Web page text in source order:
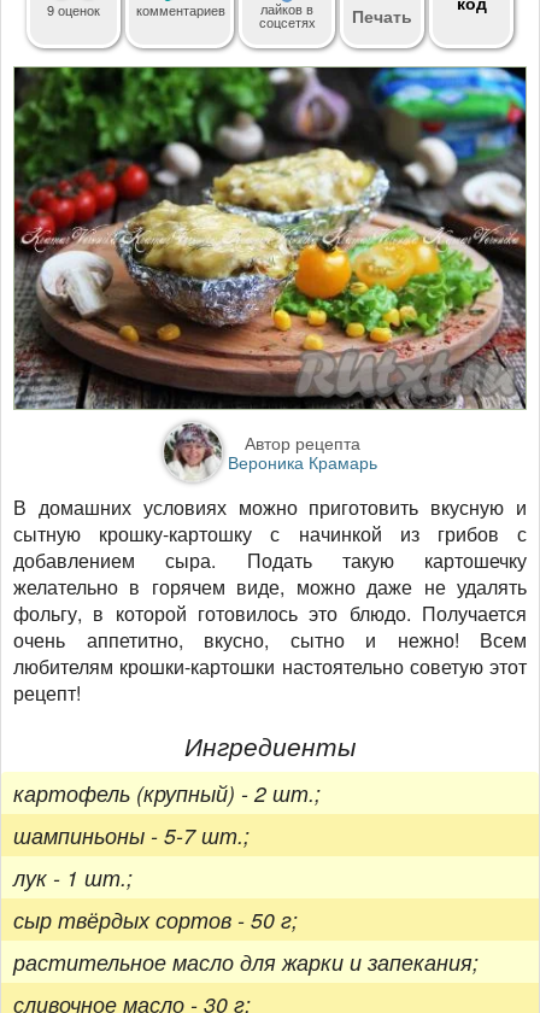
9 оценок комментариев лайковв
соцсетях Печать
Автор рецепта
Вероника Крамарь
В домашних условиях можно приготовить вкусную и
сытную крошку-картошку с начинкой из грибов с
добавлением сыра. Подать такую картошечку
желательно в горячем виде, можно даже не удалять
фольгу, в которой готовилось это блюдо. Получается
очень аппетитно, вкусно, сытно и нежно! Всем
любителям крошки-картошки настоятельно советую этот
рецепт!
Ингредиенты
картофель (крупный) - 2 шт.;
шампиньоны - 5-7 шт.;
лук - 1 шт.;
сыр твёрдых сортов - 50 г;
растительное масло для жарки и запекания;
сливочное масло - 30 г;